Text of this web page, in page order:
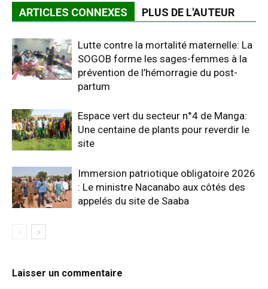
ARTICLES CONNEXES PLUS DE L'AUTEUR
Lutte contre la mortalité maternelle: La
SOGOB forme les sages-femmes à la
prévention de l’hémorragie du post-
partum
Espace vert du secteur n°4 de Manga:
Une centaine de plants pour reverdir le
site
Immersion patriotique obligatoire 2026
: Le ministre Nacanabo aux côtés des
appelés du site de Saaba
Laisser un commentaire